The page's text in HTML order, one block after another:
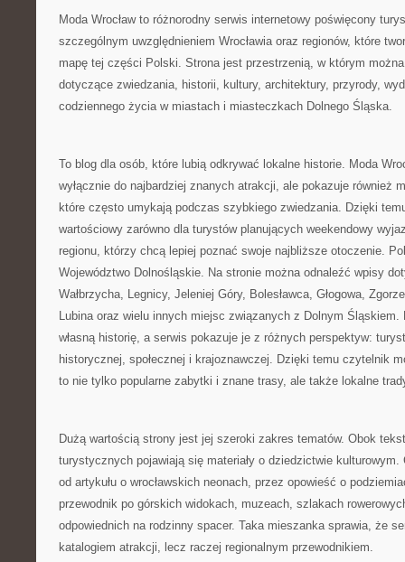
Moda Wrocław to różnorodny serwis internetowy poświęcony
szczególnym uwzględnieniem Wrocławia oraz regionów, które
mapę tej części Polski. Strona jest przestrzenią, w którym
dotyczące zwiedzania, historii, kultury, architektury, przyrody,
codziennego życia w miastach i miasteczkach Dolnego Śląska.
To blog dla osób, które lubią odkrywać lokalne historie. Moda
wyłącznie do najbardziej znanych atrakcji, ale pokazuje również
które często umykają podczas szybkiego zwiedzania. Dzięki
wartościowy zarówno dla turystów planujących weekendowy
regionu, którzy chcą lepiej poznać swoje najbliższe otoczenie.
Województwo Dolnośląskie. Na stronie można odnaleźć wpisy
Wałbrzycha, Legnicy, Jeleniej Góry, Bolesławca, Głogowa,
Lubina oraz wielu innych miejsc związanych z Dolnym
własną historię, a serwis pokazuje je z różnych perspektyw:
historycznej, społecznej i krajoznawczej. Dzięki temu czytelnik
to nie tylko popularne zabytki i znane trasy, ale także lokalne
Dużą wartością strony jest jej szeroki zakres tematów. Obok
turystycznych pojawiają się materiały o dziedzictwie
od artykułu o wrocławskich neonach, przez opowieść o
przewodnik po górskich widokach, muzeach, szlakach
odpowiednich na rodzinny spacer. Taka mieszanka sprawia, że
katalogiem atrakcji, lecz raczej regionalnym przewodnikiem.